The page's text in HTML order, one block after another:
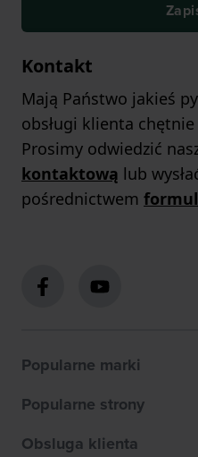
Kontakt
Mają Państwo jakieś
obsługi klienta
Prosimy odwiedzić
kontaktową lub
pośrednictwem
Popularne marki
Popularne strony
Obsluga klienta